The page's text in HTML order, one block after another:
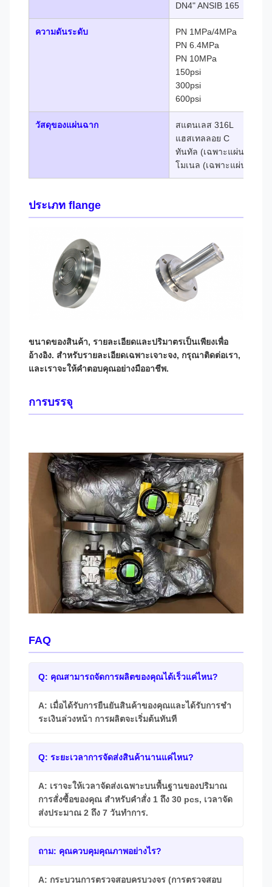
DN4" ANSIB 165
ความดันระดับ
PN 1MPa/4MPa
PN 6.4MPa
PN 10MPa
150psi
300psi
600psi
วัสดุของแผ่นฉาก
สแตนเลส 316L
แฮสเทลลอย C
ทันทัล (เฉพาะแผ่นแผ่นกร
โมเนล (เฉพาะแผ่นแผ่นก
ประเภท flange
ขนาดของสินค้า, รายละเอียดและปริมาตรเป็นเพียงเพื่อ
อ้างอิง. สําหรับรายละเอียดเฉพาะเจาะจง, กรุณาติดต่อเรา,
และเราจะให้คําตอบคุณอย่างมืออาชีพ.
การบรรจุ
FAQ
Q: คุณสามารถจัดการผลิตของคุณได้เร็วแค่ไหน?
A: เมื่อได้รับการยืนยันสินค้าของคุณและได้รับการชํา
ระเงินล่วงหน้า การผลิตจะเริ่มต้นทันที
Q: ระยะเวลาการจัดส่งสินค้านานแค่ไหน?
A: เราจะให้เวลาจัดส่งเฉพาะบนพื้นฐานของปริมาณ
การสั่งซื้อของคุณ สําหรับคําสั่ง 1 ถึง 30 pcs, เวลาจัด
ส่งประมาณ 2 ถึง 7 วันทําการ.
ถาม: คุณควบคุมคุณภาพอย่างไร?
A: กระบวนการตรวจสอบครบวงจร (การตรวจสอบ